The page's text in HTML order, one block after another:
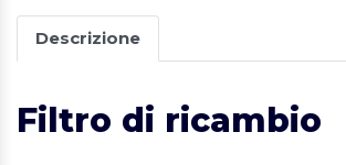
Descrizione
Filtro di ricambio